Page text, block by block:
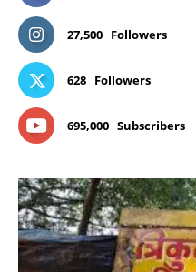
27,500 Followers
628 Followers
695,000 Subscribers